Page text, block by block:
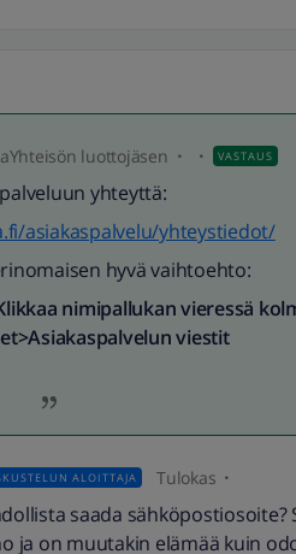
luottojäsen VASTAUS
yhteyttä:
asiakaspalvelu/yhteystiedot/
hyvä vaihtoehto:
nimipallukan vieressä
viestit
ALOITTAJA Tulokas
saada sähköpostiosoite?
ja on muutakin elämää kuin